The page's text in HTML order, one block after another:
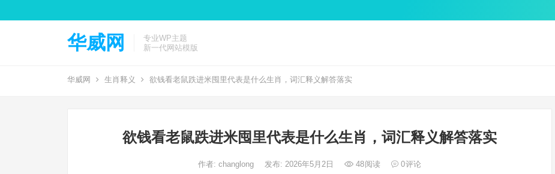
华威网
专业WP主题
新一代网站模版
华威网 生肖释义 欲钱看老鼠跌进米囤里代表是什么生肖，词汇释义解答落实
欲钱看老鼠跌进米囤里代表是什么生肖，词汇释义解答落实
作者: changlong 发布: 2026年5月2日 48阅读 0评论